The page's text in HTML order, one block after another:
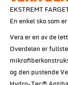
EKSTREMT
En enkel sko som
Vera er en av de
Overdelen er
og den pustende